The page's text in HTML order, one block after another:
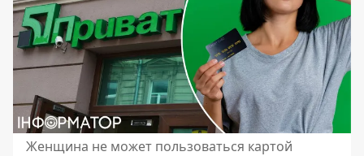
Женщина не может пользоваться картой